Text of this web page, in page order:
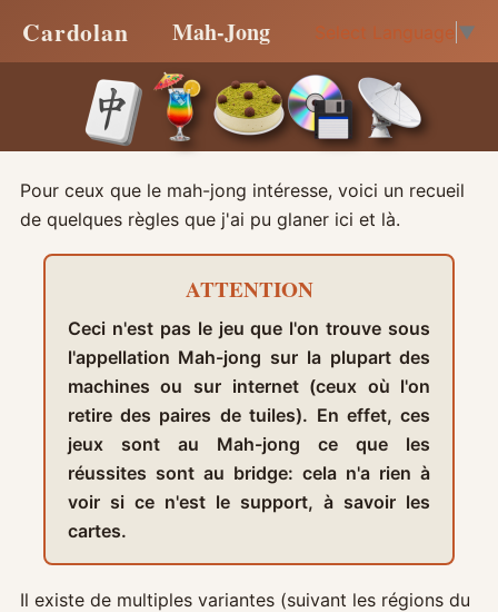
Cardolan Mah-Jong Select Language ▼
Pour ceux que le mah-jong intéresse, voici un recueil
de quelques règles que j'ai pu glaner ici et là.
ATTENTION
Ceci n'est pas le jeu que l'on trouve sous
l'appellation Mah-jong sur la plupart des
machines ou sur internet (ceux où l'on
retire des paires de tuiles). En effet, ces
jeux sont au Mah-jong ce que les
réussites sont au bridge: cela n'a rien à
voir si ce n'est le support, à savoir les
cartes.
Il existe de multiples variantes (suivant les régions du